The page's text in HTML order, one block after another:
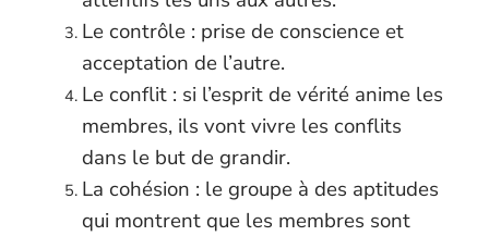
Le contrôle : prise de conscience et
acceptation de l’autre.
Le conflit : si l’esprit de vérité anime les
membres, ils vont vivre les conflits
dans le but de grandir.
La cohésion : le groupe à des aptitudes
qui montrent que les membres sont